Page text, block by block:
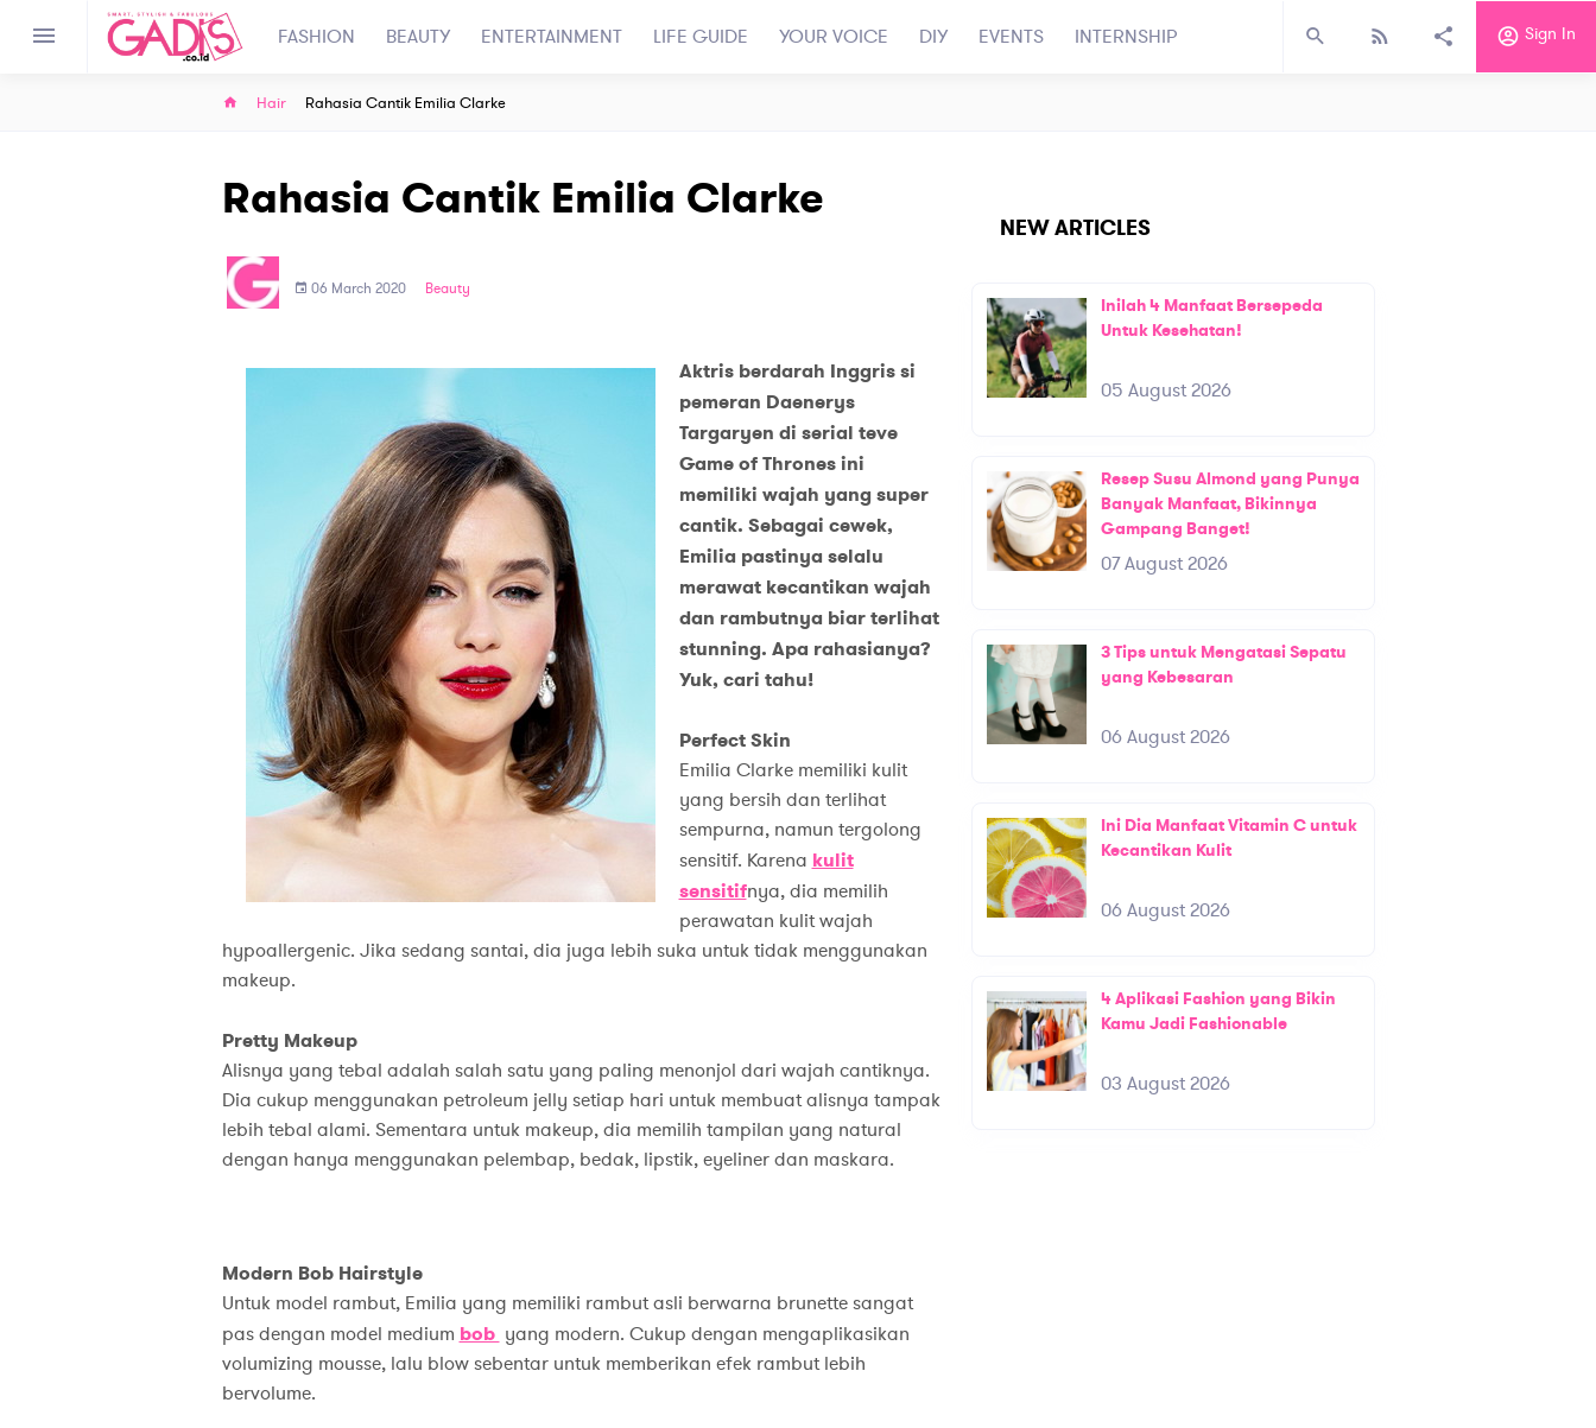
FASHION BEAUTY ENTERTAINMENT LIFE GUIDE YOUR VOICE DIY EVENTS INTERNSHIP Sign In
Hair Rahasia Cantik Emilia Clarke
Rahasia Cantik Emilia Clarke
06 March 2020 Beauty
Aktris berdarah Inggris si
pemeran Daenerys
Targaryen di serial teve
Game of Thrones ini
memiliki wajah yangsuper
cantik. Sebagai cewek,
Emilia pastinya selalu
merawat kecantikan wajah
dan rambutnya biar terlihat
stunning. Apa rahasianya?
Yuk, cari tahu!
Perfect Skin
Emilia Clarke memiliki kulit
yang bersih dan terlihat
sempurna, namun tergolong
sensitif. Karena kulit
sensitifnya, dia memilih
perawatan kulit wajah
hypoallergenic. Jika sedang santai, dia juga lebih suka untuk tidak menggunakan
makeup.
Pretty Makeup
Alisnya yang tebal adalah salah satu yang paling menonjol dari wajah cantiknya.
Dia cukup menggunakan petroleum jelly setiap hari untuk membuat alisnya tampak
lebih tebal alami. Sementara untuk makeup, dia memilih tampilan yang natural
dengan hanya menggunakan pelembap, bedak, lipstik, eyeliner dan maskara.
Modern Bob Hairstyle
Untuk model rambut, Emilia yang memiliki rambut asli berwarna brunette sangat
pas dengan model medium bob yang modern. Cukup dengan mengaplikasikan
volumizing mousse, lalu blow sebentar untuk memberikan efek rambut lebih
bervolume.
NEW ARTICLES
Inilah 4 Manfaat Bersepeda
Untuk Kesehatan!
05 August 2026
Resep Susu Almond yang Punya
Banyak Manfaat, Bikinnya
Gampang Banget!
07 August 2026
3 Tips untuk Mengatasi Sepatu
yang Kebesaran
06 August 2026
Ini Dia Manfaat Vitamin C untuk
Kecantikan Kulit
06 August 2026
4 Aplikasi Fashion yang Bikin
Kamu Jadi Fashionable
03 August 2026